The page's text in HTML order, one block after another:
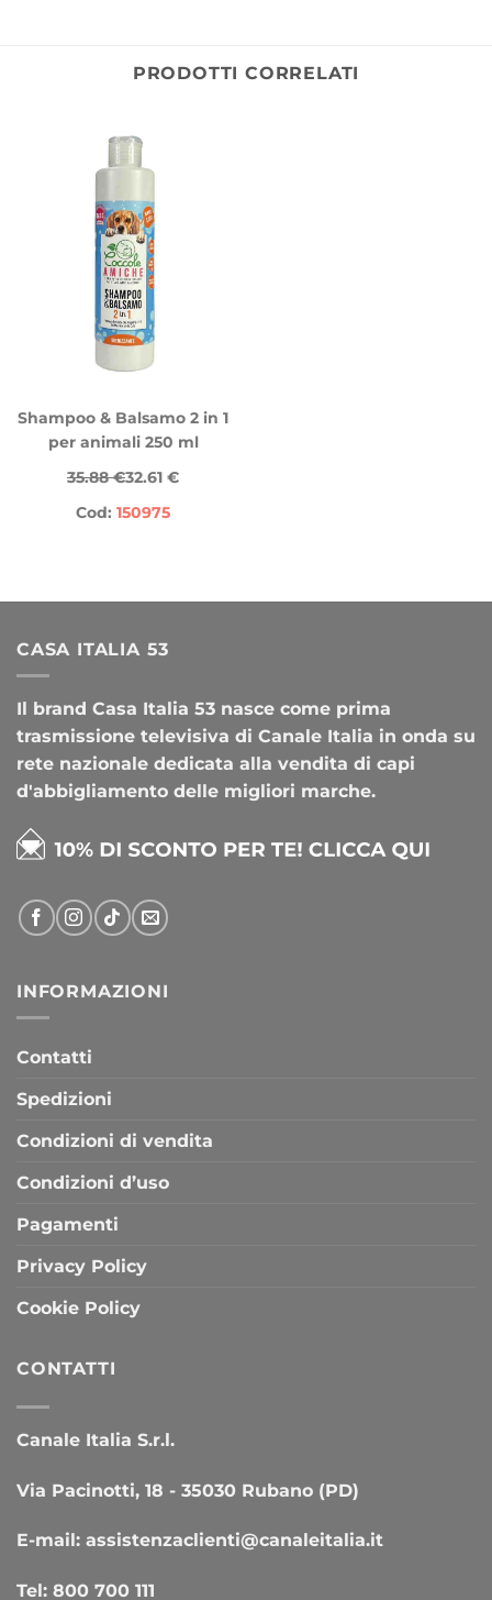
PRODOTTI CORRELATI
Shampoo & Balsamo 2 in 1
per animali 250 ml
35.88 €32.61 €
Cod: 150975
CASA ITALIA 53
Il brand Casa Italia 53 nasce come prima
trasmissione televisiva di Canale Italia in onda su
rete nazionale dedicata alla vendita di capi
d'abbigliamento delle migliori marche.
INFORMAZIONI
Contatti
Spedizioni
Condizioni di vendita
Condizioni d’uso
Pagamenti
Privacy Policy
Cookie Policy
CONTATTI
Canale Italia S.r.l.
Via Pacinotti, 18 - 35030 Rubano (PD)
E-mail: assistenzaclienti@canaleitalia.it
Tel: 800 700 111